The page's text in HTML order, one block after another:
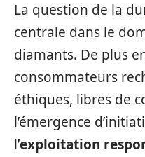
La question de la
centrale dans le
diamants. De plus
consommateurs
éthiques, libres de
l’émergence
l’exploitation